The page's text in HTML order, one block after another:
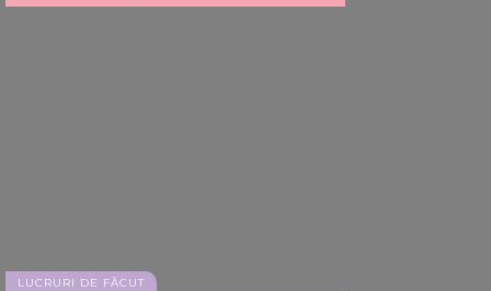
LUCRURI DE FĂCUT